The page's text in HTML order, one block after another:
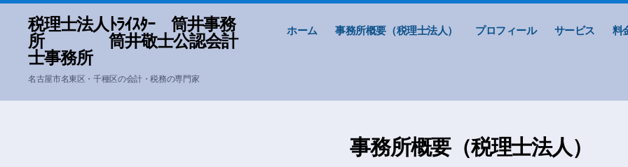
税理士法人ﾄﾗｲｽﾀｰ 筒井事務
所 筒井敬士公認会計
士事務所
名古屋市名東区・千種区の会計・税務の専門家
ホーム 事務所概要（税理士法人） プロフィール サービス 料
事務所概要（税理士法人）